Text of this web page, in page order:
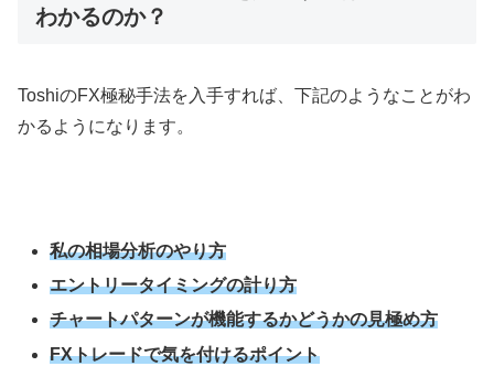
わかるのか？
ToshiのFX極秘手法を入手すれば、下記のようなことがわ
かるようになります。
私の相場分析のやり方
エントリータイミングの計り方
チャートパターンが機能するかどうかの見極め方
FXトレードで気を付けるポイント